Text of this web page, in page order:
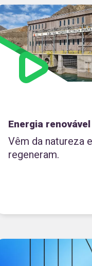
Energia renovável
Vêm da natureza
regeneram.